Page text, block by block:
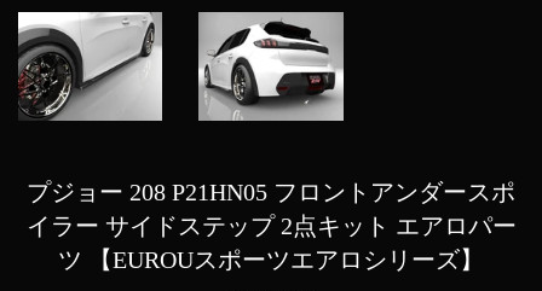
プジョー 208 P21HN05 フロントアンダースポ
イラー サイドステップ 2点キット エアロパー
ツ 【EUROUスポーツエアロシリーズ】